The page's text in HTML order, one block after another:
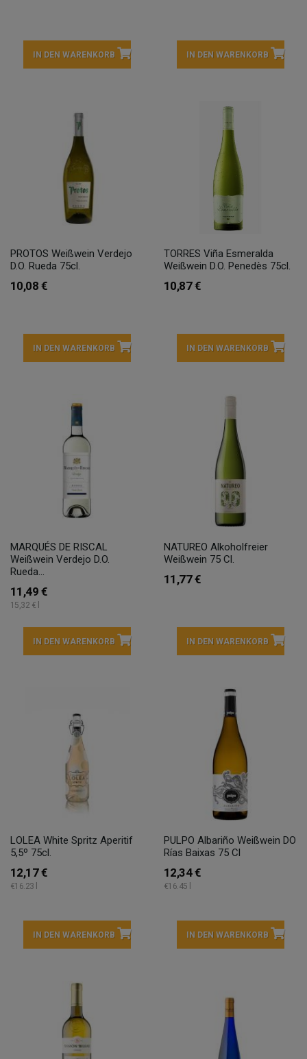
IN DEN WARENKORB IN DEN WARENKORB
PROTOS Weißwein Verdejo
D.O. Rueda 75cl.
10,08 €
IN DEN WARENKORB
TORRES Viña Esmeralda
Weißwein D.O. Penedès 75cl.
10,87 €
IN DEN WARENKORB
MARQUÉS DE RISCAL
Weißwein Verdejo D.O.
Rueda...
11,49 €
15,32 € l
IN DEN WARENKORB
NATUREO Alkoholfreier
Weißwein 75 Cl.
11,77 €
IN DEN WARENKORB
LOLEA White Spritz Aperitif
5,5º 75cl.
12,17 €
€16.23 l
IN DEN WARENKORB
PULPO Albariño Weißwein DO
Rías Baixas 75 Cl
12,34 €
€16.45 l
IN DEN WARENKORB